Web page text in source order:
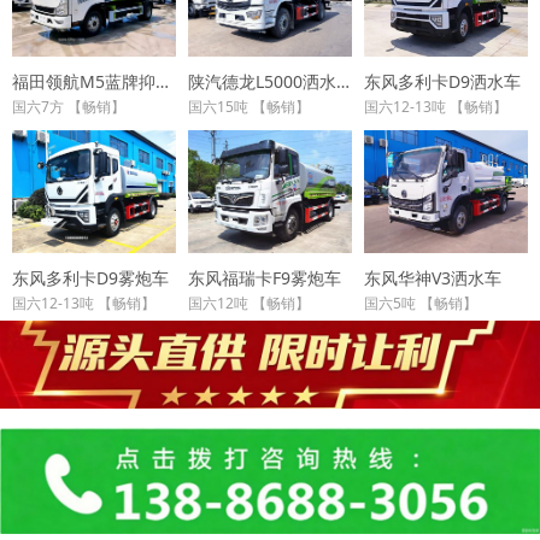
福田领航M5蓝牌抑尘车
国六7方 【畅销】
陕汽德龙L5000洒水车
国六15吨 【畅销】
东风多利卡D9洒水车
国六12-13吨 【畅销】
东风多利卡D9雾炮车
国六12-13吨 【畅销】
东风福瑞卡F9雾炮车
国六12吨 【畅销】
东风华神V3洒水车
国六5吨 【畅销】